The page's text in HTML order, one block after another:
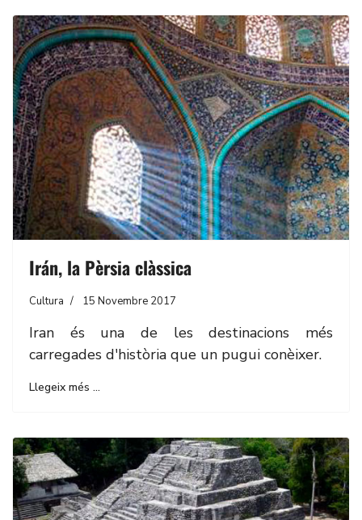
Irán, la Pèrsia clàssica
Cultura 15 Novembre 2017
Iran és una de les destinacions més
carregades d'història que un pugui conèixer.
Llegeix més …